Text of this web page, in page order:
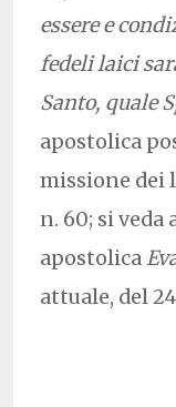
essere e
fedeli laici
Santo, quale
apostolica
missione dei
n. 60; si veda
apostolica
attuale, del